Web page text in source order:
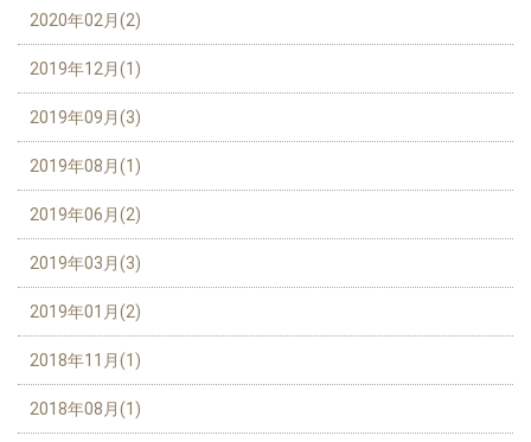
2020年02月(2)
2019年12月(1)
2019年09月(3)
2019年08月(1)
2019年06月(2)
2019年03月(3)
2019年01月(2)
2018年11月(1)
2018年08月(1)